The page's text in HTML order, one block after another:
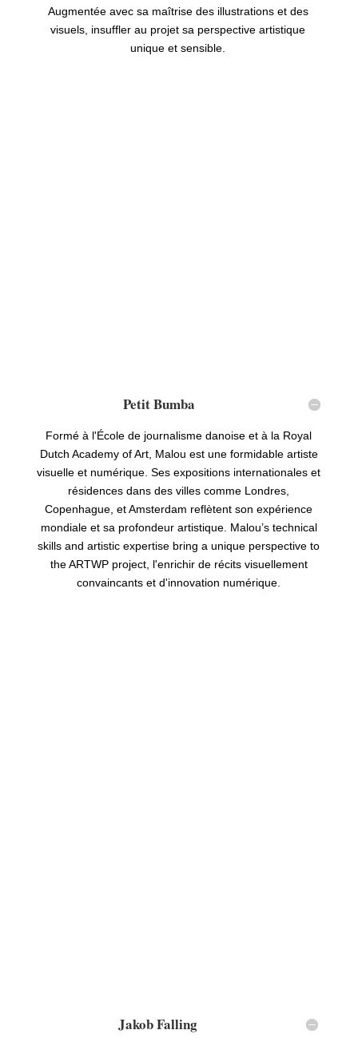
Augmentée avec sa maîtrise des illustrations et des
visuels, insuffler au projet sa perspective artistique
unique et sensible.
Petit Bumba
Formé à l'École de journalisme danoise et à la Royal
Dutch Academy of Art, Malou est une formidable artiste
visuelle et numérique. Ses expositions internationales et
résidences dans des villes comme Londres,
Copenhague, et Amsterdam reflètent son expérience
mondiale et sa profondeur artistique. Malou’s technical
skills and artistic expertise bring a unique perspective to
the ARTWP project, l'enrichir de récits visuellement
convaincants et d'innovation numérique.
Jakob Falling